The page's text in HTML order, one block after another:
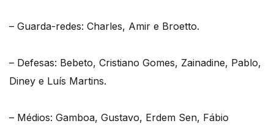
– Guarda-redes: Charles, Amir e Broetto.
– Defesas: Bebeto, Cristiano Gomes, Zainadine, Pablo,
Diney e Luís Martins.
– Médios: Gamboa, Gustavo, Erdem Sen, Fábio